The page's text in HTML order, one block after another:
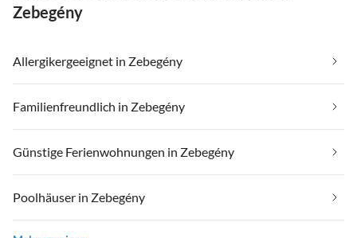
Zebegény
Allergikergeeignet in Zebegény
Familienfreundlich in Zebegény
Günstige Ferienwohnungen in Zebegény
Poolhäuser in Zebegény